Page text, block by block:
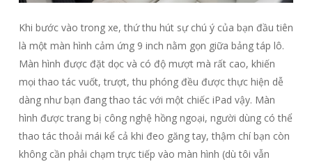
Khi bước vào trong xe, thứ thu hút sự chú ý của bạn đầu tiên
là một màn hình cảm ứng 9 inch nằm gọn giữa bảng táp lô.
Màn hình được đặt dọc và có độ mượt mà rất cao, khiến
mọi thao tác vuốt, trượt, thu phóng đều được thực hiện dễ
dàng như bạn đang thao tác với một chiếc iPad vậy. Màn
hình được trang bị công nghệ hồng ngoại, người dùng có thể
thao tác thoải mái kể cả khi đeo găng tay, thậm chí bạn còn
không cần phải chạm trực tiếp vào màn hình (dù tôi vẫn